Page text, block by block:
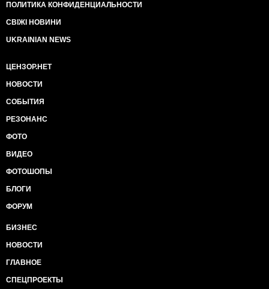
ПОЛИТИКА КОНФИДЕНЦИАЛЬНОСТИ
СВІЖІ НОВИНИ
UKRAINIAN NEWS
ЦЕНЗОР.НЕТ
НОВОСТИ
СОБЫТИЯ
РЕЗОНАНС
ФОТО
ВИДЕО
ФОТОШОПЫ
БЛОГИ
ФОРУМ
БИЗНЕС
НОВОСТИ
ГЛАВНОЕ
СПЕЦПРОЕКТЫ